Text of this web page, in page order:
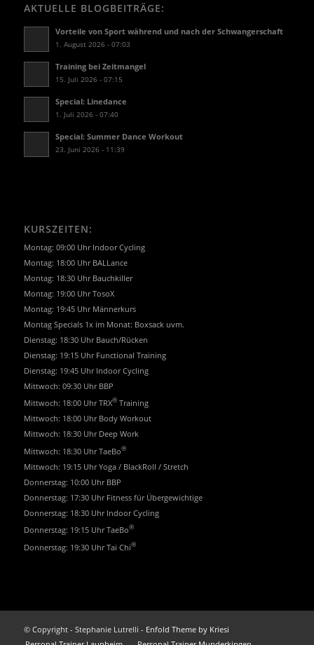
AKTUELLE BLOGBEITRÄGE:
Vorteile von Sport während und nach der Schwangerschaft
1. August 2026 - 07:03
Training bei Zeitmangel
15. Juli 2026 - 07:15
Special: Linedance
1. Juli 2026 - 07:40
Special: Summer Dance Workout
23. Juni 2026 - 11:39
KURSZEITEN:
Montag: 09:00 Uhr Indoor Cycling
Montag: 18:00 Uhr BALLance
Montag: 18:30 Uhr Bauchkiller
Montag: 19:00 Uhr TosoX
Montag: 19:45 Uhr Männerkurs
Montag Specials 1x im Monat: Boxsack uvm.
Dienstag: 18:30 Uhr Bauch/Rücken
Dienstag: 19:15 Uhr Functional Training
Dienstag: 19:45 Uhr Indoor Cycling
Mittwoch: 09:30 Uhr BBP
Mittwoch: 18:00 Uhr TRX®Training
Mittwoch: 18:00 Uhr Body Workout
Mittwoch: 18:30 Uhr Deep Work
Mittwoch: 18:30 Uhr TaeBo®
Mittwoch: 19:15 Uhr Yoga / BlackRoll / Stretch
Donnerstag: 10:00 Uhr BBP
Donnerstag: 17:30 Uhr Fitness für Übergewichtige
Donnerstag: 18:30 Uhr Indoor Cycling
Donnerstag: 19:15 Uhr TaeBo®
Donnerstag: 19:30 Uhr Tai Chi®
© Copyright - Stephanie Lutrelli - Enfold Theme by Kriesi